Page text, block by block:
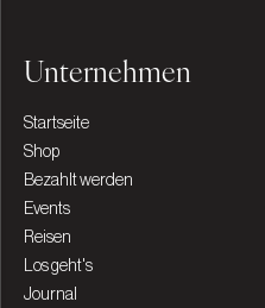
Unternehmen
Startseite
Shop
Bezahlt werden
Events
Reisen
Los geht's
Journal